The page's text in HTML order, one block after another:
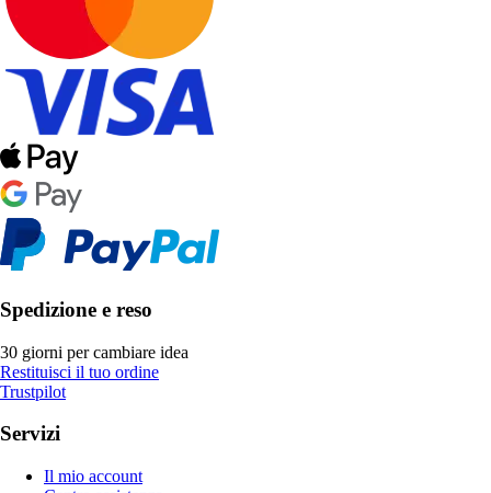
Spedizione e reso
30 giorni per cambiare idea
Restituisci il tuo ordine
Trustpilot
Servizi
Il mio account